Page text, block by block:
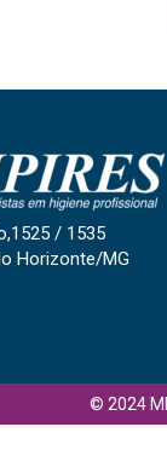
/ 1535
Horizonte/MG
© 2024